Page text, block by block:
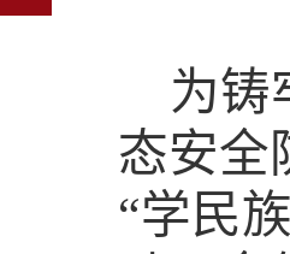
为铸
态安全
“学民